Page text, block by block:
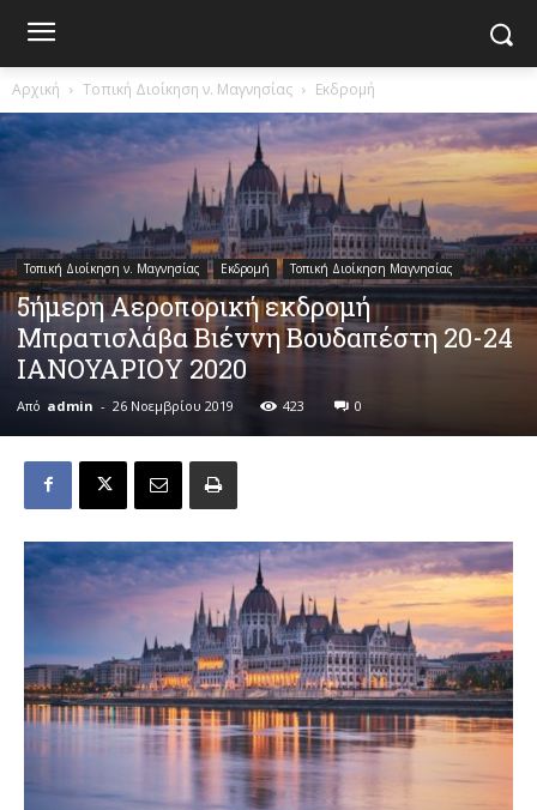
Αρχική Τοπική Διοίκηση ν. Μαγνησίας Εκδρομή
Τοπική Διοίκηση ν. Μαγνησίας Εκδρομή Τοπική Διοίκηση Μαγνησίας
5ήμερη Αεροπορική εκδρομή
Μπρατισλάβα Βιέννη Βουδαπέστη 20-24
ΙΑΝΟΥΑΡΙΟY 2020
Από admin - 26 Νοεμβρίου 2019 423 0